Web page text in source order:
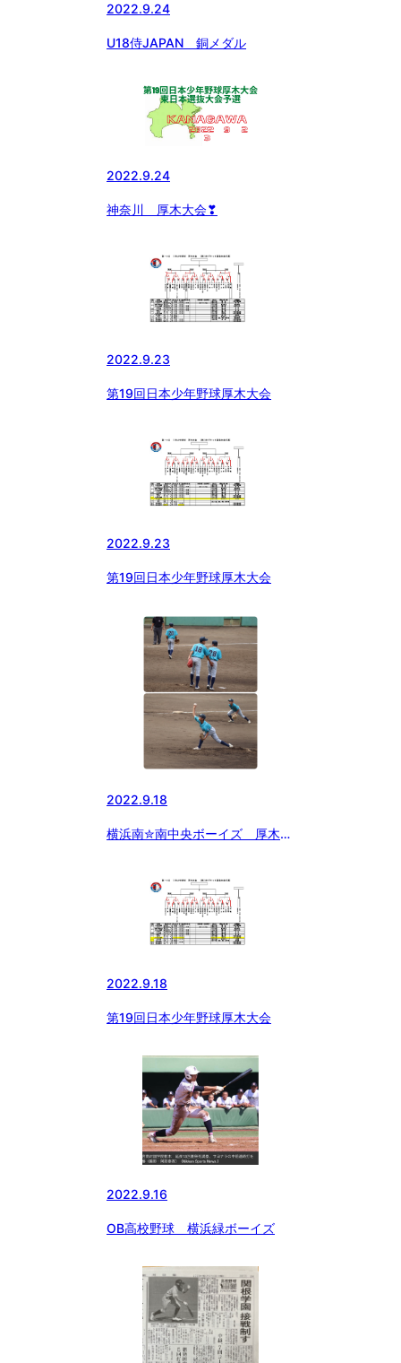
2022.9.24
U18侍JAPAN 銅メダル
2022.9.24
神奈川 厚木大会❣
2022.9.23
第19回日本少年野球厚木大会
2022.9.23
第19回日本少年野球厚木大会
2022.9.18
横浜南✮南中央ボーイズ 厚木大
2022.9.18
第19回日本少年野球厚木大会
2022.9.16
OB高校野球 横浜緑ボーイズ